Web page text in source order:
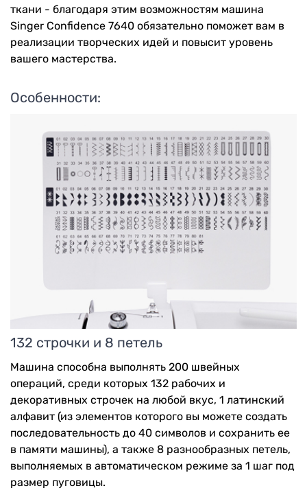
ткани - благодаря этим возможностям машина
Singer Confidence 7640 обязательно поможет вам в
реализации творческих идей и повысит уровень
вашего мастерства.
Особенности:
132 строчки и 8 петель
Машина способна выполнять 200 швейных
операций, среди которых 132 рабочих и
декоративных строчек на любой вкус, 1 латинский
алфавит (из элементов которого вы можете создать
последовательность до 40 символов и сохранить ее
в памяти машины), а также 8 разнообразных петель,
выполняемых в автоматическом режиме за 1 шаг под
размер пуговицы.